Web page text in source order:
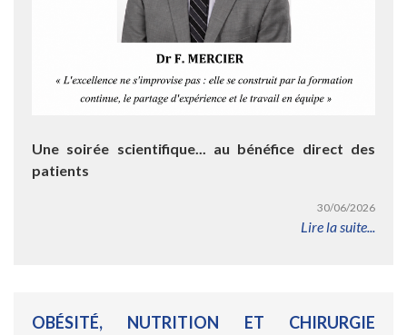
Une soirée scientifique... au bénéfice direct des
patients
30/06/2026
Lire la suite...
OBÉSITÉ, NUTRITION ET CHIRURGIE